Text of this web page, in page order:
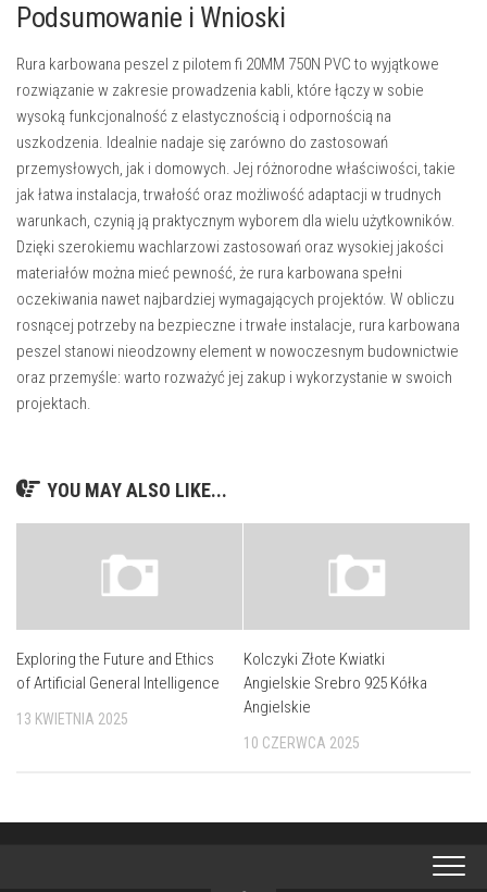
Podsumowanie i Wnioski
Rura karbowana peszel z pilotem fi 20MM 750N PVC to wyjątkowe
rozwiązanie w zakresie prowadzenia kabli, które łączy w sobie
wysoką funkcjonalność z elastycznością i odpornością na
uszkodzenia. Idealnie nadaje się zarówno do zastosowań
przemysłowych, jak i domowych. Jej różnorodne właściwości, takie
jak łatwa instalacja, trwałość oraz możliwość adaptacji w trudnych
warunkach, czynią ją praktycznym wyborem dla wielu użytkowników.
Dzięki szerokiemu wachlarzowi zastosowań oraz wysokiej jakości
materiałów można mieć pewność, że rura karbowana spełni
oczekiwania nawet najbardziej wymagających projektów. W obliczu
rosnącej potrzeby na bezpieczne i trwałe instalacje, rura karbowana
peszel stanowi nieodzowny element w nowoczesnym budownictwie
oraz przemyśle: warto rozważyć jej zakup i wykorzystanie w swoich
projektach.
YOU MAY ALSO LIKE...
Exploring the Future and Ethics
of Artificial General Intelligence
13 KWIETNIA 2025
Kolczyki Złote Kwiatki
Angielskie Srebro 925 Kółka
Angielskie
10 CZERWCA 2025